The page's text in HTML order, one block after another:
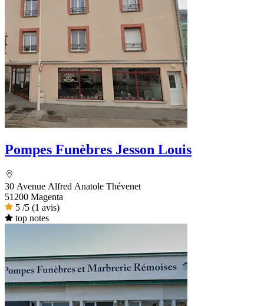
Pompes Funèbres Jesson Louis
30 Avenue Alfred Anatole Thévenet
51200 Magenta
5 /5 (1 avis)
top notes